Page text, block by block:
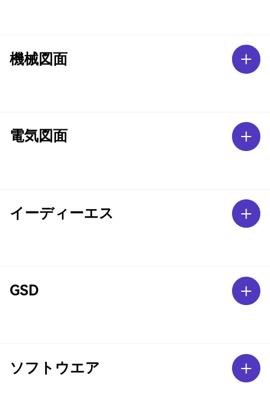
機械図面
電気図面
イーディーエス
GSD
ソフトウエア